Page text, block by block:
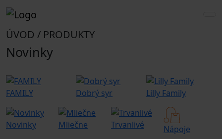
ÚVOD / PRODUKTY
Novinky
FAMILY Dobrý syr Lilly Family
Novinky Mliečne Trvanlivé Nápoje